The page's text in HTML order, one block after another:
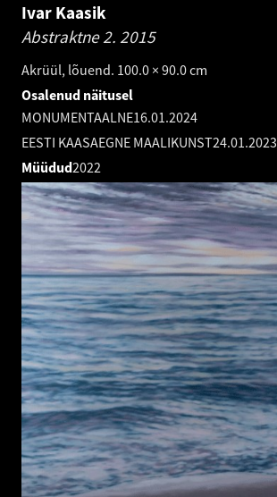
Ivar Kaasik
Abstraktne 2. 2015
Akrüül, lõuend. 100.0 × 90.0 cm
Osalenud näitusel
MONUMENTAALNE16.01.2024
EESTI KAASAEGNE MAALIKUNST24.01.2023
Müüdud2022